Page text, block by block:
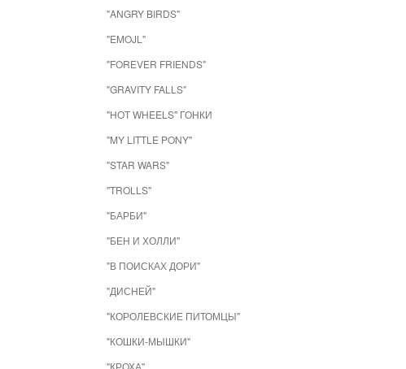
"ANGRY BIRDS"
"EMOJL"
"FOREVER FRIENDS"
"GRAVITY FALLS"
"HOT WHEELS" ГОНКИ
"MY LITTLE PONY"
"STAR WARS"
"TROLLS"
"БАРБИ"
"БЕН И ХОЛЛИ"
"В ПОИСКАХ ДОРИ"
"ДИСНЕЙ"
"КОРОЛЕВСКИЕ ПИТОМЦЫ"
"КОШКИ-МЫШКИ"